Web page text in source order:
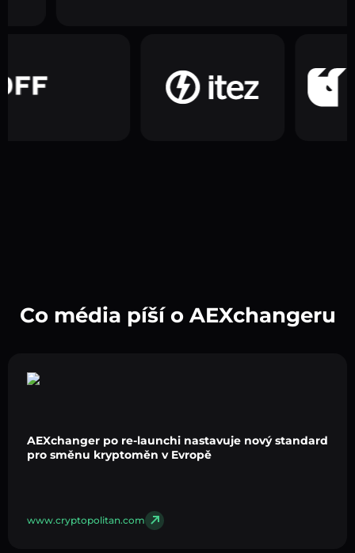
Co média píší o AEXchangeru
AEXchanger po re-launchi nastavuje nový standard
pro směnu kryptoměn v Evropě
www.cryptopolitan.com